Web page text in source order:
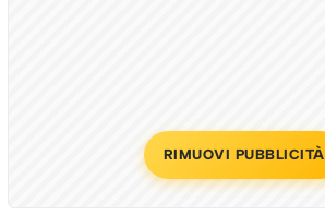
RIMUOVI PUBBLICITÀ